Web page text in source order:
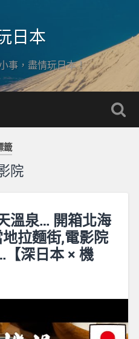
日本
事，盡情玩日本！
籤
院
溫泉… 開箱北海
拉麵街,電影院
深日本 × 機